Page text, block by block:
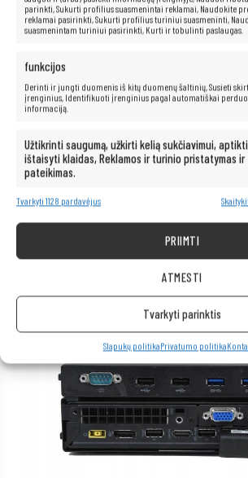
parinkti, Sukurti profilius suasmenintai reklamai, Naudokite
reklamai pasirinkti, Sukurti profilius turiniui suasmeninti,
suasmenintam turiniui pasirinkti, Kurti ir tobulinti paslaugas.
funkcijos
Derinti ir jungti duomenis iš kitų duomenų šaltinių, Susieti
įrenginius, Identifikuoti įrenginius pagal automatiškai
informaciją.
Užtikrinti saugumą, užkirti kelią sukčiavimui,
ištaisyti klaidas, Reklamos ir turinio pristatymas ir
pateikimas.
Tvarkyti 1128 pardavėjus
PRIIMTI
ATMESTI
Tvarkyti parinktis
Slapukų politikaPrivatumo politika
Platus prievadų ir
pasirinkimas
„ThinkCentre M920q Tiny“
siūlo platų jungčių
prijungti svarbiausius išorinius įrenginius:
KeliUSBprievadai(įskaitant greitąjį
DisplayPort
Įmonės lygio saugumas
Kompiuteris yra įrengtas įvairiomis saugumo
patenkins net ir reikliausius vartotojus: